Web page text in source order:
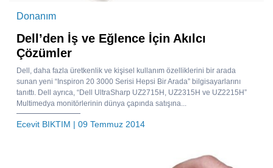
Donanım
Dell’den İş ve Eğlence İçin Akılcı
Çözümler
Dell, daha fazla üretkenlik ve kişisel kullanım özelliklerini bir arada
sunan yeni “Inspiron 20 3000 Serisi Hepsi Bir Arada” bilgisayarlarını
tanıttı. Dell ayrıca, “Dell UltraSharp UZ2715H, UZ2315H ve UZ2215H”
Multimedya monitörlerinin dünya çapında satışına...
Ecevit BIKTIM | 09 Temmuz 2014